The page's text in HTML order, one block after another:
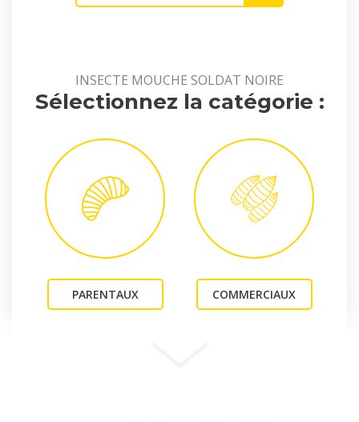
INSECTE MOUCHE SOLDAT NOIRE
Sélectionnez la catégorie :
PARENTAUX COMMERCIAUX